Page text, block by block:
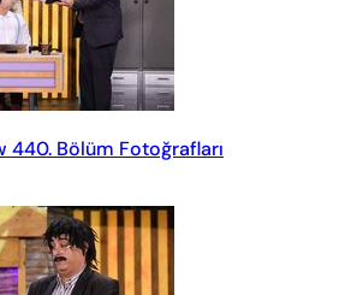
440. Bölüm Fotoğrafları